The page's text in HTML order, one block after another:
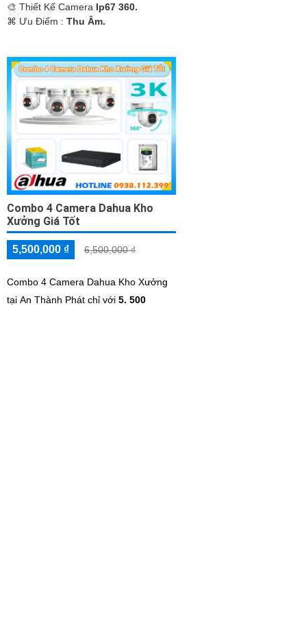
🎨 Thiết Kế Camera Ip67 360.
️⌘ Ưu Điểm :Thu Âm.
Combo 4 Camera Dahua Kho
Xưởng Giá Tốt
5,500,000 ₫ 6,500,000 ₫
Combo 4 Camera Dahua Kho Xưởng
tại An Thành Phát chỉ với5. 500